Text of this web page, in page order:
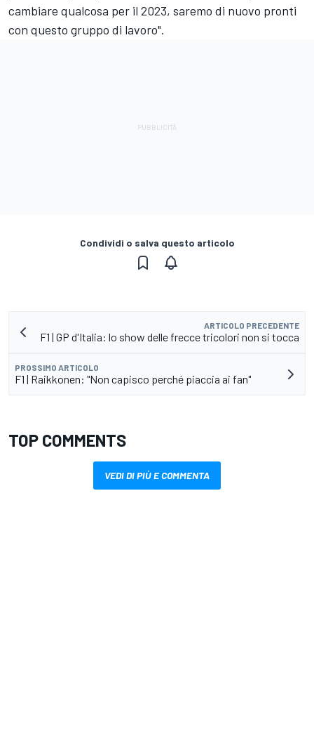
cambiare qualcosa per il 2023, saremo di nuovo pronti
con questo gruppo di lavoro".
Condividi o salva questo articolo
ARTICOLO PRECEDENTE
F1 | GP d'Italia: lo show delle frecce tricolori non si tocca
PROSSIMO ARTICOLO
F1 | Raikkonen: "Non capisco perché piaccia ai fan"
TOP COMMENTS
VEDI DI PIÙ E COMMENTA